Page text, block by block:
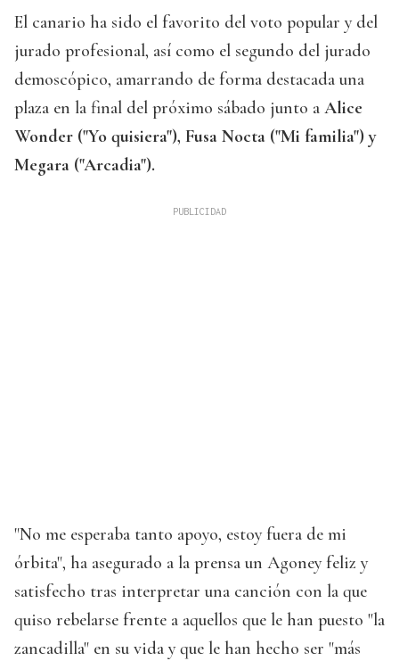
El canario ha sido el favorito del voto popular y del
jurado profesional, así como el segundo del jurado
demoscópico, amarrando de forma destacada una
plaza en la final del próximo sábado junto a Alice
Wonder ("Yo quisiera"), Fusa Nocta ("Mi familia") y
Megara ("Arcadia").
"No me esperaba tanto apoyo, estoy fuera de mi
órbita", ha asegurado a la prensa un Agoney feliz y
satisfecho tras interpretar una canción con la que
quiso rebelarse frente a aquellos que le han puesto "la
zancadilla" en su vida y que le han hecho ser "más